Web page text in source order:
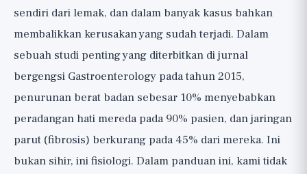
sendiri dari lemak, dan dalam banyak kasus bahkan
membalikkan kerusakan yang sudah terjadi. Dalam
sebuah studi penting yang diterbitkan di jurnal
bergengsi Gastroenterology pada tahun 2015,
penurunan berat badan sebesar 10% menyebabkan
peradangan hati mereda pada 90% pasien, dan jaringan
parut (fibrosis) berkurang pada 45% dari mereka. Ini
bukan sihir, ini fisiologi. Dalam panduan ini, kami tidak